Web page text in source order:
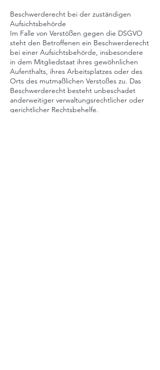
Beschwerderecht bei der zuständigen
Aufsichtsbehörde
Im Falle von Verstößen gegen die DSGVO
steht den Betroffenen ein Beschwerderecht
bei einer Aufsichtsbehörde, insbesondere
in dem Mitgliedstaat ihres gewöhnlichen
Aufenthalts, ihres Arbeitsplatzes oder des
Orts des mutmaßlichen Verstoßes zu. Das
Beschwerderecht besteht unbeschadet
anderweitiger verwaltungsrechtlicher oder
gerichtlicher Rechtsbehelfe.